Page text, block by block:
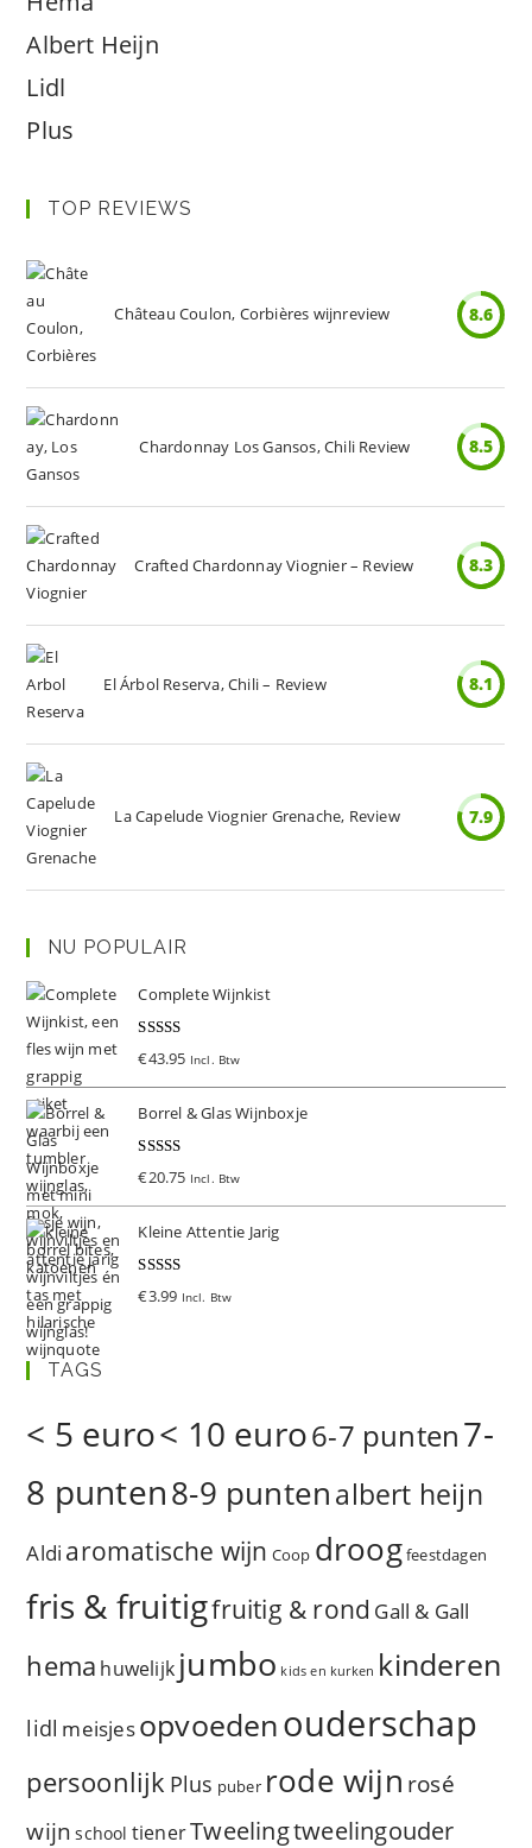
Albert Heijn
Lidl
Plus
TOP REVIEWS
Château Coulon, Corbières wijnreview 8.6
Chardonnay Los Gansos, Chili Review 8.5
Crafted Chardonnay Viognier – Review 8.3
El Árbol Reserva, Chili – Review 8.1
La Capelude Viognier Grenache, Review 7.9
NU POPULAIR
Complete Wijnkist
Gewaardeer
€43.95 Incl. Btw
Borrel & Glas Wijnboxje
Gewaardeer
€20.75 Incl. Btw
Kleine Attentie Jarig
Gewaardeer
€3.99 Incl. Btw
TAGS
< 5 euro< 10 euro6-7 punten7-
8 punten8-9 puntenalbert heijn
Aldi aromatische wijn Coop droogfeestdagen
fris & fruitigfruitig & rond Gall & Gall
hema huwelijk jumbo kids en kurken kinderen
lidl meisjesopvoedenouderschap
persoonlijk Plus puber rode wijn rosé
wijn school tienerTweelingtweelingouder